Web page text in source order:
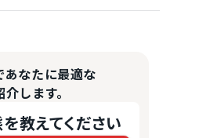
なたに最適な
します。
教えてください